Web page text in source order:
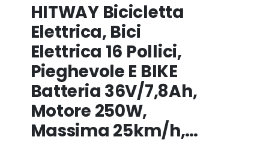
HITWAY Bicicletta
Elettrica, Bici
Elettrica 16 Pollici,
Pieghevole E BIKE
Batteria 36V/7,8Ah,
Motore 250W,
Massima 25km/h,…